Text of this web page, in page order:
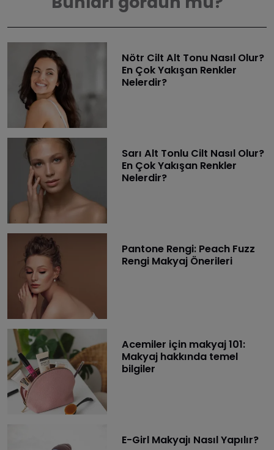
Nötr Cilt Alt Tonu Nasıl Olur?
En Çok Yakışan Renkler
Nelerdir?
Sarı Alt Tonlu Cilt Nasıl Olur?
En Çok Yakışan Renkler
Nelerdir?
Pantone Rengi: Peach Fuzz
Rengi Makyaj Önerileri
Acemiler için makyaj 101:
Makyaj hakkında temel
bilgiler
E-Girl Makyajı Nasıl Yapılır?